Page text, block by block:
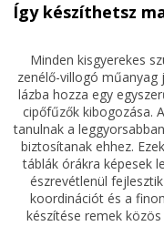
Így készíthetsz
Minden kisgyerekes
zenélő-villogó
lázba hozza egy
cipőfűzők kibogozása.
tanulnak a
biztosítanak ehhez.
táblák órákra képesek
észrevétlenül
koordinációt és a
készítése remek